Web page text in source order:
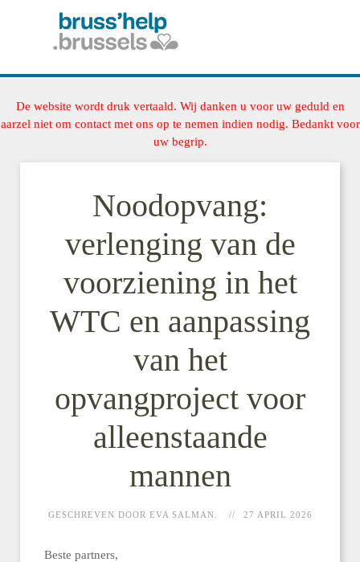
De website wordt druk vertaald. Wij danken u voor uw geduld en
aarzel niet om contact met ons op te nemen indien nodig. Bedankt voor
uw begrip.
Noodopvang:
verlenging van de
voorziening in het
WTC en aanpassing
van het
opvangproject voor
alleenstaande
mannen
GESCHREVEN DOOR EVA SALMAN. 27 APRIL 2026
Beste partners,